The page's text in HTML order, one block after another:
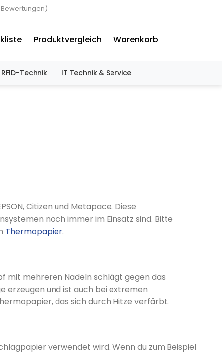
Produktvergleich Warenkorb
RFID-Technik IT Technik & Service
Citizen und Metapace. Diese
noch immer im Einsatz sind. Bitte
Thermopapier.
mit mehreren Nadeln schlägt gegen das
erzeugen und ist auch bei extremen
das sich durch Hitze verfärbt.
verwendet wird. Wenn du zum Beispiel